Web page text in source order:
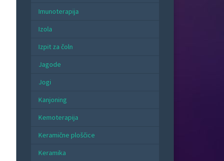
Imunoterapija
Izola
Izpit za čoln
Jagode
Jogi
Kanjoning
Kemoterapija
Keramične ploščice
Keramika